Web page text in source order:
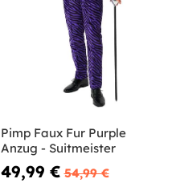
Pimp Faux Fur Purple
Anzug - Suitmeister
49,99 € 54,99 €